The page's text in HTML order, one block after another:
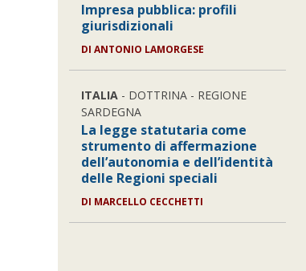
Impresa pubblica: profili
giurisdizionali
DI ANTONIO LAMORGESE
ITALIA - DOTTRINA - REGIONE
SARDEGNA
La legge statutaria come
strumento di affermazione
dell’autonomia e dell’identità
delle Regioni speciali
DI MARCELLO CECCHETTI